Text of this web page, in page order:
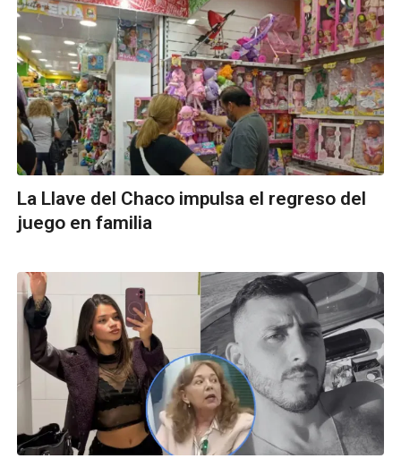
La Llave del Chaco impulsa el regreso del
juego en familia